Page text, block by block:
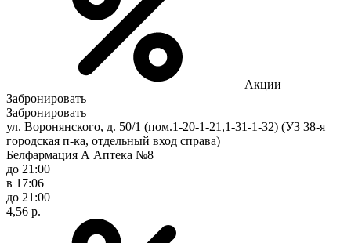
Акции
Забронировать
Забронировать
ул. Воронянского, д. 50/1 (пом.1-20-1-21,1-31-1-32) (УЗ 38-я
городская п-ка, отдельный вход справа)
Белфармация А Аптека №8
до 21:00
в 17:06
до 21:00
4,56 р.